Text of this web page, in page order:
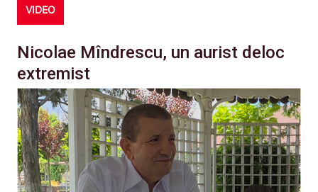
VIDEO
Nicolae Mîndrescu, un aurist deloc
extremist